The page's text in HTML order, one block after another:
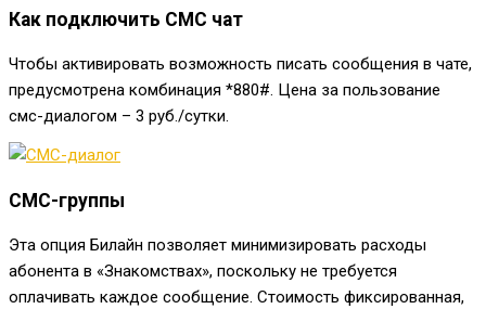
Как подключить СМС чат
Чтобы активировать возможность писать сообщения в чате,
предусмотрена комбинация *880#. Цена за пользование
смс-диалогом – 3 руб./сутки.
СМС-группы
Эта опция Билайн позволяет минимизировать расходы
абонента в «Знакомствах», поскольку не требуется
оплачивать каждое сообщение. Стоимость фиксированная,